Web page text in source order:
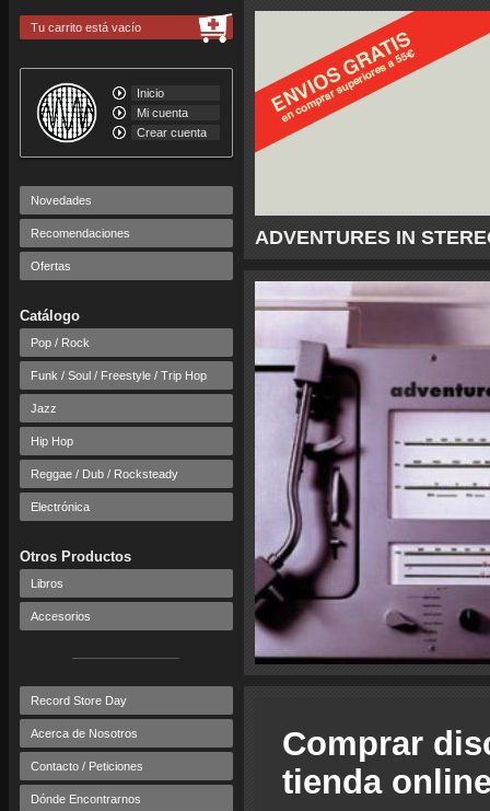
ADVENTURES IN
Tu carrito está vacío
Inicio
Mi cuenta
Crear cuenta
Novedades
Recomendaciones
Ofertas
Catálogo
Pop / Rock
Funk / Soul / Freestyle / Trip Hop
Jazz
Hip Hop
Reggae / Dub / Rocksteady
Electrónica
Otros Productos
Libros
Accesorios
Record Store Day
Acerca de Nosotros
Contacto / Peticiones
Dónde Encontrarnos
Comprar
tienda